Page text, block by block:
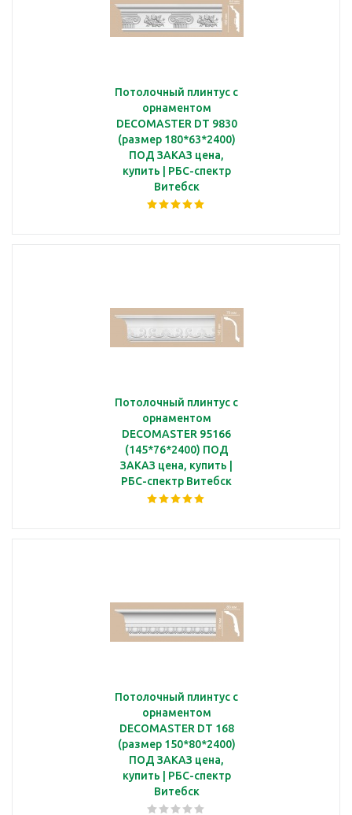
Потолочный плинтус с
орнаментом
DECOMASTER DT 9830
(размер 180*63*2400)
ПОД ЗАКАЗ цена,
купить | РБС-спектр
Витебск
Потолочный плинтус с
орнаментом
DECOMASTER 95166
(145*76*2400) ПОД
ЗАКАЗ цена, купить |
РБС-спектр Витебск
Потолочный плинтус с
орнаментом
DECOMASTER DT 168
(размер 150*80*2400)
ПОД ЗАКАЗ цена,
купить | РБС-спектр
Витебск